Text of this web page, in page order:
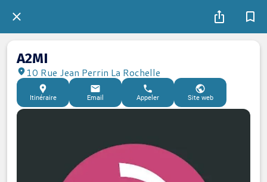
A2MI
10 Rue Jean Perrin La Rochelle
Itinéraire Email Appeler Site web